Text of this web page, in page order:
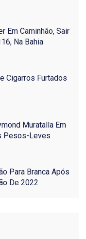
Em Caminhão, Sair
Na Bahia
Cigarros Furtados
Muratalla Em
Pesos-Leves
Para Branca Após
De 2022